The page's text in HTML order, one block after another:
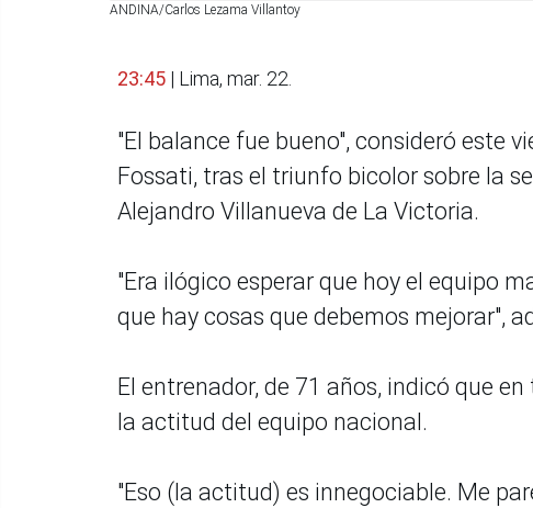
ANDINA/Carlos Lezama Villantoy
23:45 | Lima, mar. 22.
"El balance fue bueno", consideró este
Fossati, tras el triunfo bicolor sobre la
Alejandro Villanueva de La Victoria.
"Era ilógico esperar que hoy el equipo
que hay cosas que debemos mejorar",
El entrenador, de 71 años, indicó que
la actitud del equipo nacional.
"Eso (la actitud) es innegociable. Me